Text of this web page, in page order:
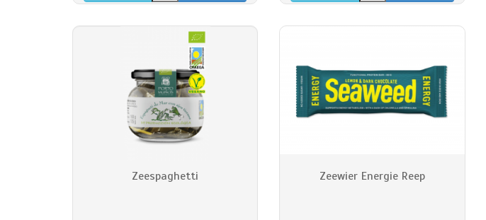
Zeespaghetti Zeewier Energie Reep